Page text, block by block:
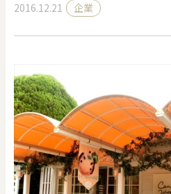
カテゴリから探す
#タグから探す
価格で探す
0
円 ～
2016.12.21 企業